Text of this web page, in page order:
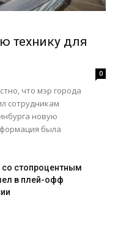
технику для
0
что мэр города
сотрудникам
новую
была
стопроцентным
в плей-офф